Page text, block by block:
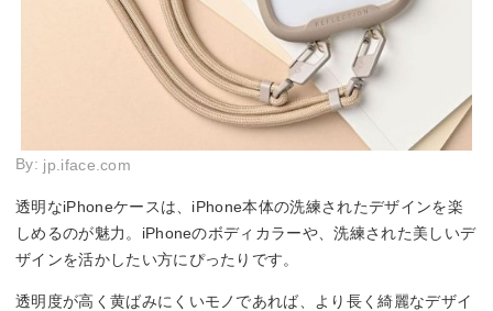
By: jp.iface.com
透明なiPhoneケースは、iPhone本体の洗練されたデザインを楽
しめるのが魅力。iPhoneのボディカラーや、洗練された美しいデ
ザインを活かしたい方にぴったりです。
透明度が高く黄ばみにくいモノであれば、より長く綺麗なデザイ